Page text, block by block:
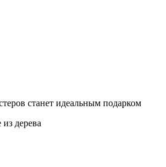
станет идеальным подарком
дерева